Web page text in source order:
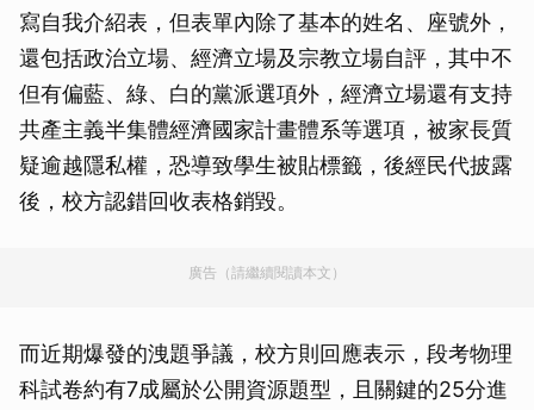
寫自我介紹表，但表單內除了基本的姓名、座號外，
還包括政治立場、經濟立場及宗教立場自評，其中不
但有偏藍、綠、白的黨派選項外，經濟立場還有支持
共產主義半集體經濟國家計畫體系等選項，被家長質
疑逾越隱私權，恐導致學生被貼標籤，後經民代披露
後，校方認錯回收表格銷毀。
廣告（請繼續閱讀本文）
而近期爆發的洩題爭議，校方則回應表示，段考物理
科試卷約有7成屬於公開資源題型，且關鍵的25分進